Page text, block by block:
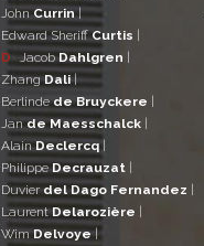
JohnCurrin|
Edward SheriffCurtis |
D JacobDahlgren |
ZhangDali|
Berlindede Bruyckere |
Jande Maesschalck |
AlainDeclercq|
PhilippeDecrauzat |
Duvierdel Dago Fernandez |
LaurentDelarozière |
WimDelvoye|